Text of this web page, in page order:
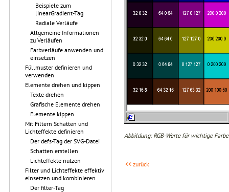
Beispiele zum
linearGradient-Tag
Radiale Verläufe
Allgemeine Informationen
zu Verläufen
Farbverläufe anwenden und
einsetzen
Füllmuster definieren und
verwenden
Elemente drehen und kippen
Texte drehen
Grafische Elemente drehen
Elemente kippen
Mit Filtern Schatten und
Lichteffekte definieren
Der defs-Tag der SVG-Datei
Schatten erstellen
Lichteffekte nutzen
Filter und Lichteffekte effektiv
einsetzen und kombinieren
Der filter-Tag
Abbildung: RGB-Werte für wichtige
<< zurück